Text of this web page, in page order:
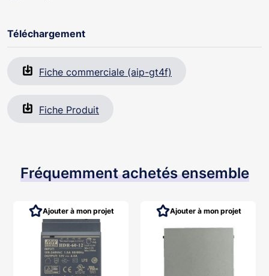
Téléchargement
Fiche commerciale (aip-gt4f)
Fiche Produit
Fréquemment achetés ensemble
Ajouter à mon projet Ajouter à mon projet